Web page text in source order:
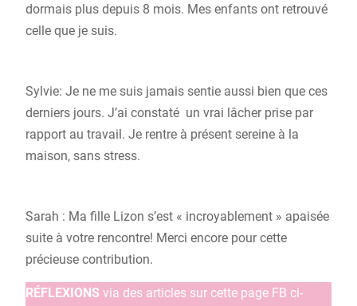
dormais plus depuis 8 mois. Mes enfants ont retrouvé
celle que je suis.
Sylvie: Je ne me suis jamais sentie aussi bien que ces
derniers jours. J’ai constaté un vrai lâcher prise par
rapport au travail. Je rentre à présent sereine à la
maison, sans stress.
Sarah : Ma fille Lizon s’est « incroyablement » apaisée
suite à votre rencontre! Merci encore pour cette
précieuse contribution.
RÉFLEXIONS via des articles sur cette page FB ci-